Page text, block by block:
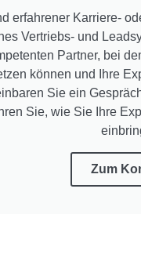
erfahrener Karriere-
Vertriebs- und
Partner, bei
können und Ihre
Sie ein
Sie, wie Sie Ihre
Zum